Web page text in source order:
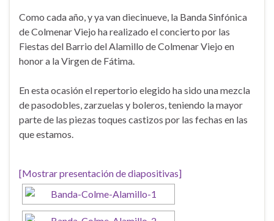
Como cada año, y ya van diecinueve, la Banda Sinfónica
de Colmenar Viejo ha realizado el concierto por las
Fiestas del Barrio del Alamillo de Colmenar Viejo en
honor a la Virgen de Fátima.
En esta ocasión el repertorio elegido ha sido una mezcla
de pasodobles, zarzuelas y boleros, teniendo la mayor
parte de las piezas toques castizos por las fechas en las
que estamos.
[Mostrar presentación de diapositivas]